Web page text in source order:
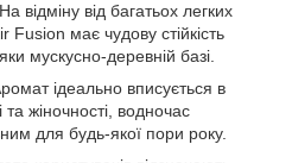
На відміну від багатьох легких
має чудову стійкість
мускусно-деревній базі.
ідеально вписується в
та жіночності, водночас
для будь-якої пори року.